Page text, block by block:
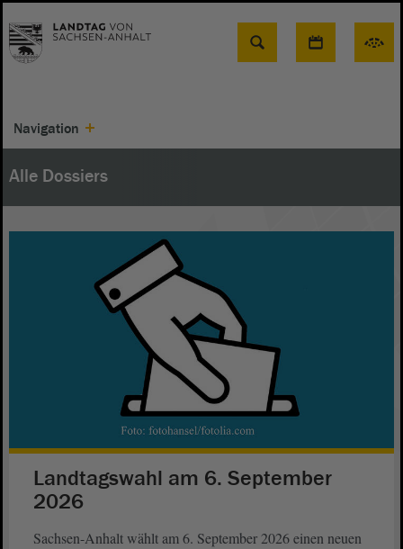
Suche
Navigation
Alle Dossiers
Landtagswahl am 6. September
2026
Sachsen-Anhalt wählt am 6. September 2026 einen neuen